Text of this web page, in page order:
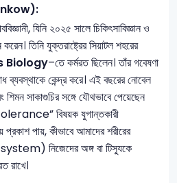
যিনি ২০২৫ সালে চিকিৎসাবিজ্ঞান ও
তিনি যুক্তরাষ্ট্রের সিয়াটল শহরের
Biology–তে কর্মরত ছিলেন। তাঁর গবেষণা
ব্যবস্থাকে কেন্দ্র করে। এই বছরের নোবেল
সাকাগুচির সঙ্গে যৌথভাবে পেয়েছেন
বিষয়ক যুগান্তকারী
পায়, কীভাবে আমাদের শরীরের
নিজেদের অঙ্গ বা টিস্যুকে
রাখে।